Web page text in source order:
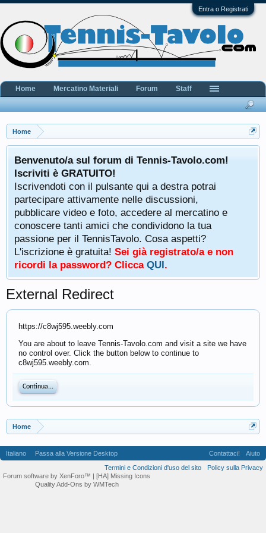
Entra o Registrati
Home
Benvenuto/a sul forum di Tennis-Tavolo.com!
Iscriviti è GRATUITO!
Iscrivendoti con il pulsante qui a destra potrai
partecipare attivamente nelle discussioni,
pubblicare video e foto, accedere al mercatino e
conoscere tanti amici che condividono la tua
passione per il TennisTavolo. Cosa aspetti?
L'iscrizione è gratuita! Sei già registrato/a e non
ricordi la password? Clicca QUI.
External Redirect
https://c8wj595.weebly.com
You are about to leave Tennis-Tavolo.com and visit a site we have
no control over. Click the button below to continue to
c8wj595.weebly.com.
Continua...
Home
Home Mercatino Materiali Forum Staff
Italiano Passa alla Versione Desktop Contattaci!
Aiuto
Termini e Condizioni d'uso del sito
Policy sulla Privacy
Forum software by XenForo™ | [HA] Missing Icons
Quality Add-Ons by WMTech